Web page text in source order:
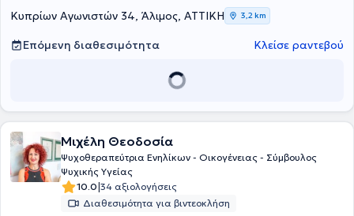
Κυπρίων Αγωνιστών 34, Άλιμος, ΑΤΤΙΚΗ 3,2 km
Επόμενη διαθεσιμότητα Κλείσε ραντεβού
Μιχέλη Θεοδοσία
Ψυχοθεραπεύτρια Ενηλίκων - Οικογένειας - Σύμβουλος
Ψυχικής Υγείας
10.0|34 αξιολογήσεις
Διαθεσιμότητα για βιντεοκλήση